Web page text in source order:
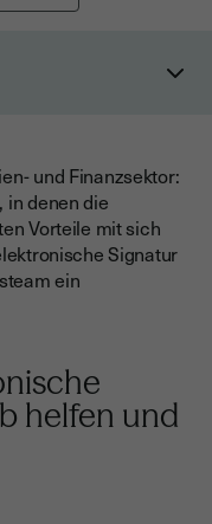
durch die
und Finanzsektor:
in denen die
Vorteile mit sich
Signatur
ein
helfen und